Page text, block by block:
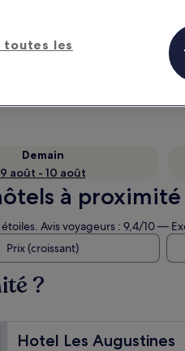
Gagnez des
chaque nuit
Demain
9 août - 10 août
à
Avis voyageurs : 9,4/10 —
Prix (croissant)
?
Hotel Les Augustines
Hotel Les Augustines
les